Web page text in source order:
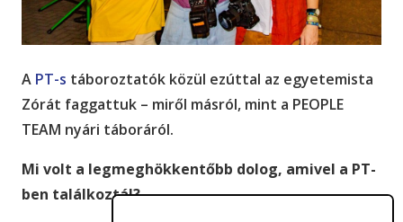
A PT-s táboroztatók közül ezúttal az egyetemista
Zórát faggattuk – miről másról, mint a PEOPLE
TEAM nyári táboráról.
Mi volt a legmeghökkentőbb dolog, amivel a PT-
ben találkoztál?